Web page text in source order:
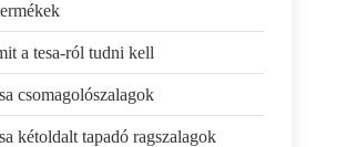
a tesa-ról tudni kell
csomagolószalagok
kétoldalt tapadó ragszalagok